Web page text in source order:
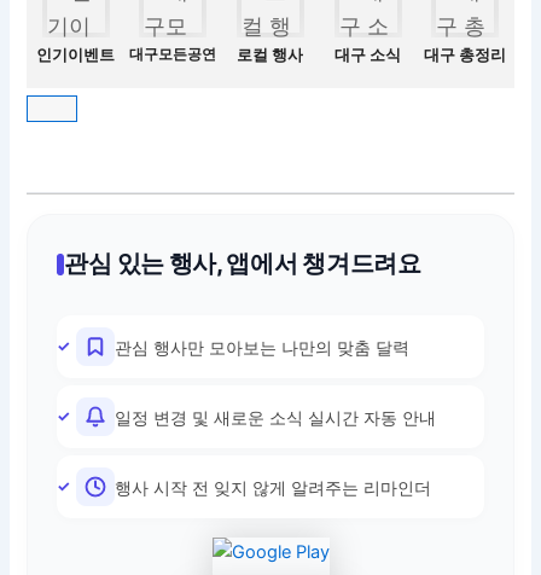
인기이벤트 대구모든공연 로컬 행사 대구 소식 대구 총정리
관심 있는 행사, 앱에서 챙겨드려요
관심 행사만 모아보는 나만의 맞춤 달력
일정 변경 및 새로운 소식 실시간 자동 안내
행사 시작 전 잊지 않게 알려주는 리마인더